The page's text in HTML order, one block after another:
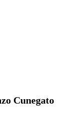
Cunegato